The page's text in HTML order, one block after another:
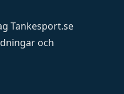
Tankesport.se
och